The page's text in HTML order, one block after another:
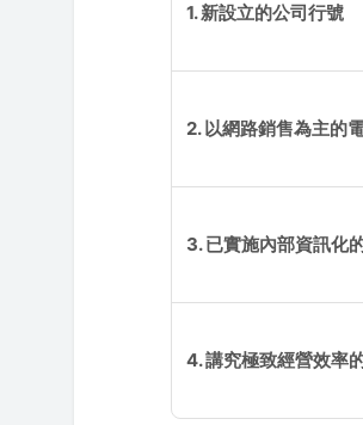
1. 新設立的公司行號
2. 以網路銷售為主的
3. 已實施內部資訊化
4. 講究極致經營效率